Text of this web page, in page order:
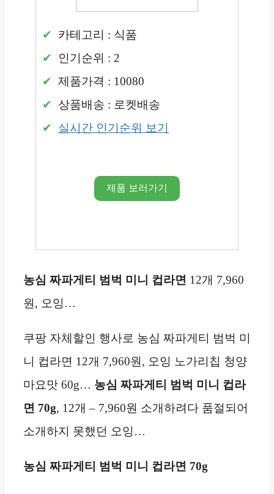
카테고리 : 식품
인기순위 : 2
제품가격 : 10080
상품배송 : 로켓배송
실시간 인기순위 보기
제품 보러가기
농심 짜파게티 범벅 미니 컵라면 12개 7,960
원, 오잉…
쿠팡 자체할인 행사로 농심 짜파게티 범벅 미
니 컵라면 12개 7,960원, 오잉 노가리칩 청양
마요맛 60g… 농심 짜파게티 범벅 미니 컵라
면 70g, 12개 – 7,960원 소개하려다 품절되어
소개하지 못했던 오잉…
농심 짜파게티 범벅 미니 컵라면 70g